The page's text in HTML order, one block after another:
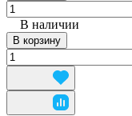
В наличии
В корзину